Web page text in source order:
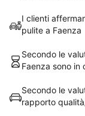
I clienti
pulite a Faenza
Secondo le
Faenza sono
Secondo le
rapporto